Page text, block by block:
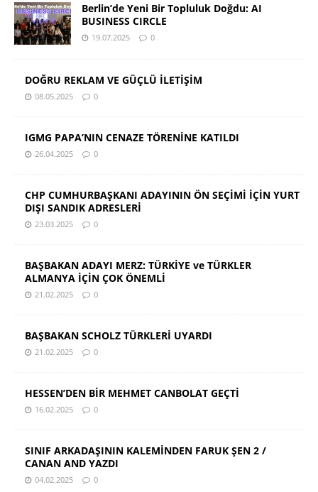
Berlin’de Yeni Bir Topluluk Doğdu: AI
BUSINESS CIRCLE
19.07.2025 0
DOĞRU REKLAM VE GÜÇLÜ İLETİŞİM
08.05.2025 0
IGMG PAPA’NIN CENAZE TÖRENİNE KATILDI
26.04.2025 0
CHP CUMHURBAŞKANI ADAYININ ÖN SEÇİMİ İÇİN YURT
DIŞI SANDIK ADRESLERİ
23.03.2025 0
BAŞBAKAN ADAYI MERZ: TÜRKİYE ve TÜRKLER
ALMANYA İÇİN ÇOK ÖNEMLİ
21.02.2025 0
BAŞBAKAN SCHOLZ TÜRKLERİ UYARDI
21.02.2025 0
HESSEN’DEN BİR MEHMET CANBOLAT GEÇTİ
16.02.2025 0
SINIF ARKADAŞININ KALEMİNDEN FARUK ŞEN 2 /
CANAN AND YAZDI
04.02.2025 0